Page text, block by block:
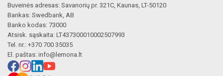
Buveinės adresas: Savanorių pr. 321C, Kaunas, LT-50120
Bankas: Swedbank, AB
Banko kodas: 73000
Atsisk. sąskaita: LT437300010002507993
Tel. nr.: +370 700 35035
El. paštas: info@lemona.lt